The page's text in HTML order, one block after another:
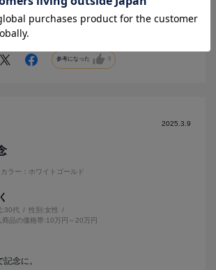
さめで、思っている以上に印字が見えづらいで
参考になった 0
2025.3.9
カラー：ホワイトゴールド
:30代 性別:女性
商品の価格帯:10万円～20万円
念に。